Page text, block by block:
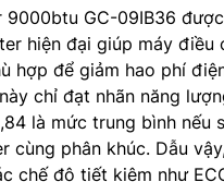
9000btu GC-09IB36
hiện đại giúp máy điều
hợp để giảm hao phí
chỉ đạt nhãn năng
là mức trung bình nếu
cùng phân khúc. Dẫu
chế độ tiết kiệm như